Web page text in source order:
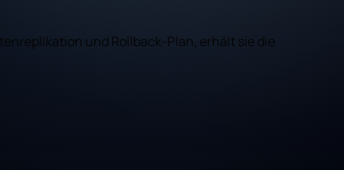
und Rollback-Plan, erhält sie die